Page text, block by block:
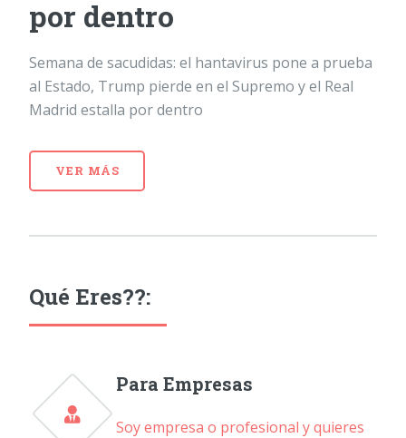
por dentro
Semana de sacudidas: el hantavirus pone a prueba
al Estado, Trump pierde en el Supremo y el Real
Madrid estalla por dentro
VER MÁS
Qué Eres??:
Para Empresas
Soy empresa o profesional y quieres